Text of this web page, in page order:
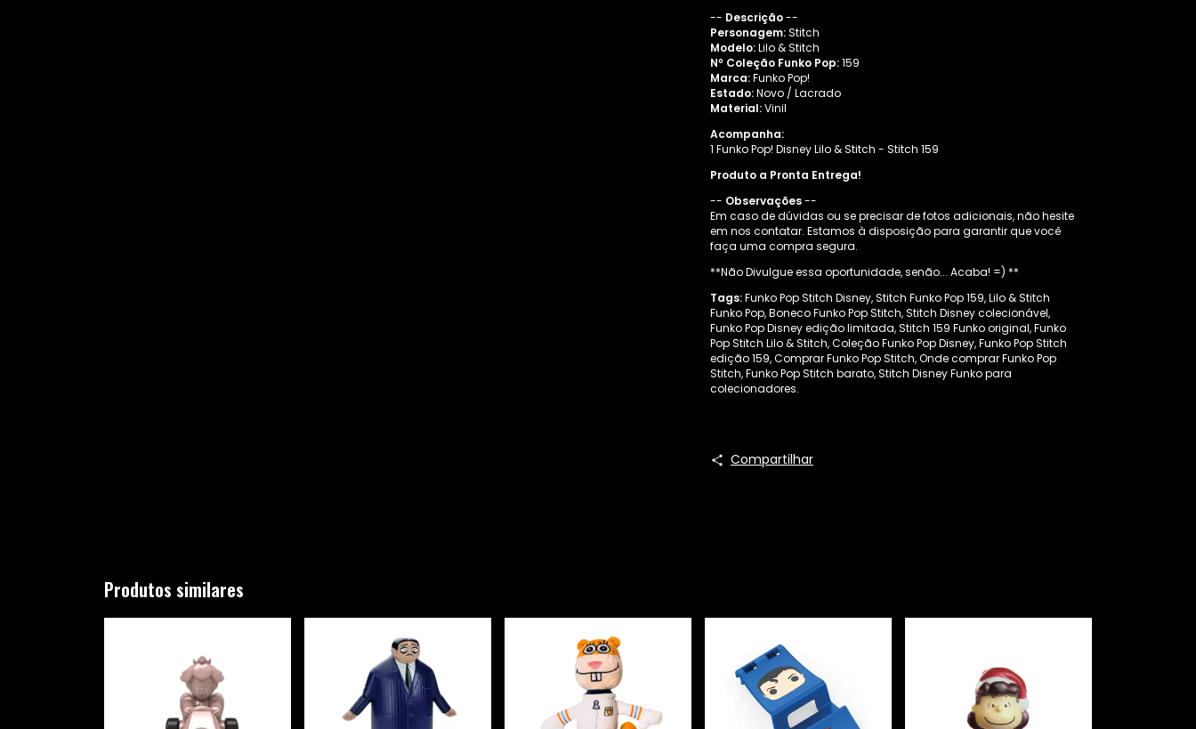
-- Descrição--
Personagem:Stitch
Modelo:Lilo & Stitch
Nº Coleção Funko Pop:159
Marca:Funko Pop!
Estado:Novo / Lacrado
Material:Vinil
Acompanha:
1 Funko Pop! Disney Lilo & Stitch - Stitch 159
Produto a Pronta Entrega!
-- Observações--
Em caso de dúvidas ou se precisar de fotos adicionais, não hesite
em nos contatar. Estamos à disposição para garantir que você
faça uma compra segura.
**Não Divulgue essa oportunidade, senão... Acaba! =) **
Tags:Funko Pop Stitch Disney, Stitch Funko Pop 159, Lilo & Stitch
Funko Pop, Boneco Funko Pop Stitch, Stitch Disney colecionável,
Funko Pop Disney edição limitada, Stitch 159 Funko original, Funko
Pop Stitch Lilo & Stitch, Coleção Funko Pop Disney, Funko Pop Stitch
edição 159, Comprar Funko Pop Stitch, Onde comprar Funko Pop
Stitch, Funko Pop Stitch barato, Stitch Disney Funko para
colecionadores.
Compartilhar
Produtos similares